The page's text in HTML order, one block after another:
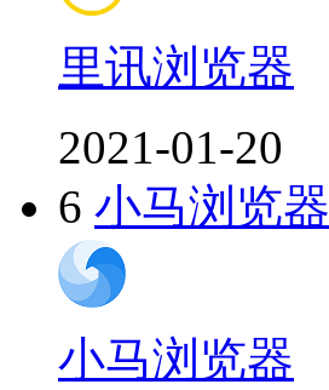
里讯浏览器
2021-01-20
6 小马浏览器
小马浏览器